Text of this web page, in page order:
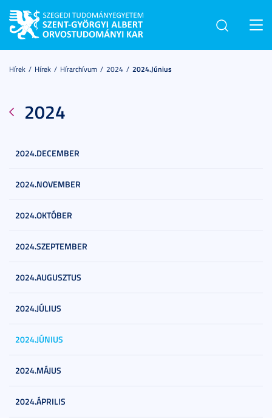
Hírek Hírek Hírarchívum 2024 2024.június
2024
2024.DECEMBER
2024.NOVEMBER
2024.OKTÓBER
2024.SZEPTEMBER
2024.AUGUSZTUS
2024.JÚLIUS
2024.JÚNIUS
2024.MÁJUS
2024.ÁPRILIS